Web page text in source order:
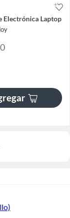
Electrónica Laptop